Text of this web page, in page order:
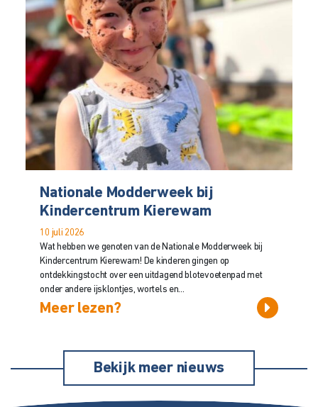
Nationale Modderweek bij
Kindercentrum Kierewam
10 juli 2026
Wat hebben we genoten van de Nationale Modderweek bij
Kindercentrum Kierewam! De kinderen gingen op
ontdekkingstocht over een uitdagend blotevoetenpad met
onder andere ijsklontjes, wortels en...
Meer lezen?
Bekijk meer nieuws